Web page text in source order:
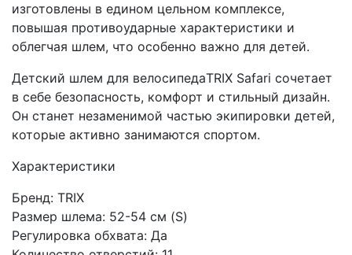
изготовлены в едином цельном комплексе,
повышая противоударные характеристики и
облегчая шлем, что особенно важно для детей.
Детский шлем для велосипедаTRIX Safari сочетает
в себе безопасность, комфорт и стильный дизайн.
Он станет незаменимой частью экипировки детей,
которые активно занимаются спортом.
Характеристики
Бренд: TRIX
Размер шлема: 52-54 см (S)
Регулировка обхвата: Да